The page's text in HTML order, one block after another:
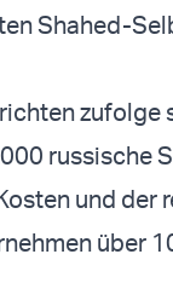
Shahed-
zufolge
russische
und der
über